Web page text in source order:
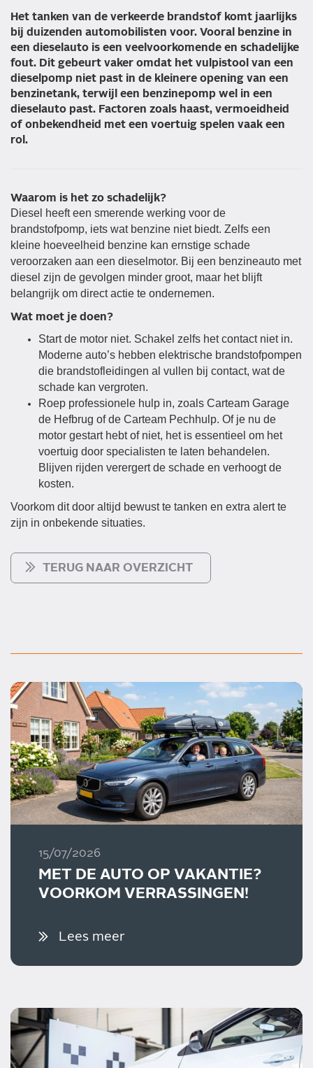
Het tanken van de verkeerde brandstof komt jaarlijks
bij duizenden automobilisten voor. Vooral benzine in
een dieselauto is een veelvoorkomende en schadelijke
fout. Dit gebeurt vaker omdat het vulpistool van een
dieselpomp niet past in de kleinere opening van een
benzinetank, terwijl een benzinepomp wel in een
dieselauto past. Factoren zoals haast, vermoeidheid
of onbekendheid met een voertuig spelen vaak een
rol.
Waarom is het zo schadelijk?
Diesel heeft een smerende werking voor de
brandstofpomp, iets wat benzine niet biedt. Zelfs een
kleine hoeveelheid benzine kan ernstige schade
veroorzaken aan een dieselmotor. Bij een benzineauto met
diesel zijn de gevolgen minder groot, maar het blijft
belangrijk om direct actie te ondernemen.
Wat moet je doen?
Start de motor niet. Schakel zelfs het contact niet in.
Moderne auto’s hebben elektrische brandstofpompen
die brandstofleidingen al vullen bij contact, wat de
schade kan vergroten.
Roep professionele hulp in, zoals Carteam Garage
de Hefbrug of de Carteam Pechhulp. Of je nu de
motor gestart hebt of niet, het is essentieel om het
voertuig door specialisten te laten behandelen.
Blijven rijden verergert de schade en verhoogt de
kosten.
Voorkom dit door altijd bewust te tanken en extra alert te
zijn in onbekende situaties.
TERUG NAAR OVERZICHT
15/07/2026
MET DE AUTO OP VAKANTIE?
VOORKOM VERRASSINGEN!
Lees meer